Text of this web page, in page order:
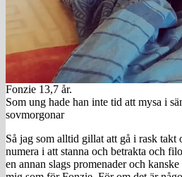
Fonzie 13,7 år.
Som ung hade han inte tid att mysa i
sovmorgonar
Så jag som alltid gillat att gå i rask takt
numera i att stanna och betrakta och
en annan slags promenader och